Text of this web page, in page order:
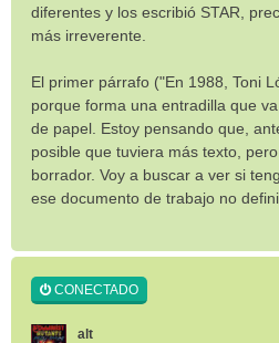
e
diferentes y los escribió STAR,
más irreverente.
El primer párrafo ("En 1988, Toni
porque forma una entradilla que
de papel. Estoy pensando que,
posible que tuviera más texto,
borrador. Voy a buscar a ver si
ese documento de trabajo no
CONECTADO
alt